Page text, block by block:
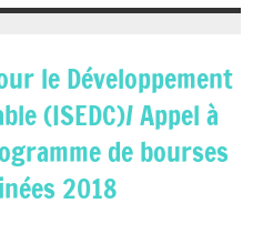
le Développement
(ISEDC)/ Appel à
de bourses
2018